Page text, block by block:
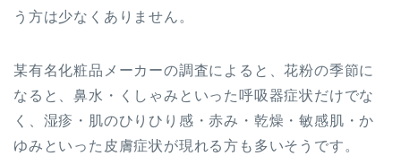
う方は少なくありません。
某有名化粧品メーカーの調査によると、花粉の季節に
なると、鼻水・くしゃみといった呼吸器症状だけでな
く、湿疹・肌のひりひり感・赤み・乾燥・敏感肌・か
ゆみといった皮膚症状が現れる方も多いそうです。